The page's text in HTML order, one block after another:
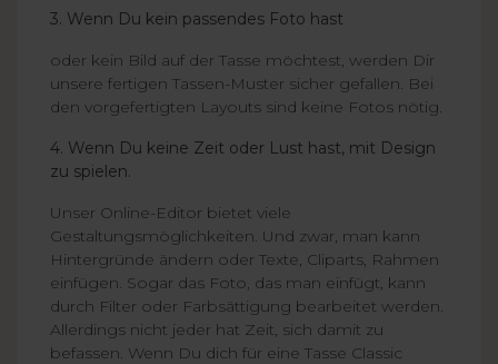
3. Wenn Du kein passendes Foto hast
oder kein Bild auf der Tasse möchtest, werden Dir
unsere fertigen Tassen-Muster sicher gefallen. Bei
den vorgefertigten Layouts sind keine Fotos nötig.
4. Wenn Du keine Zeit oder Lust hast, mit Design
zu spielen.
Unser Online-Editor bietet viele
Gestaltungsmöglichkeiten. Und zwar, man kann
Hintergründe ändern oder Texte, Cliparts, Rahmen
einfügen. Sogar das Foto, das man einfügt, kann
durch Filter oder Farbsättigung bearbeitet werden.
Allerdings nicht jeder hat Zeit, sich damit zu
befassen. Wenn Du dich für eine Tasse Classic